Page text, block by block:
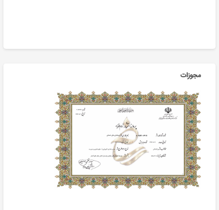
مجوزات